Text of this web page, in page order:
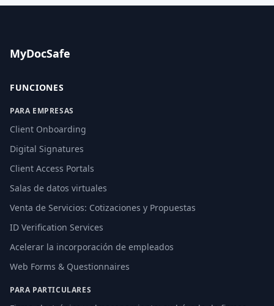
MyDocSafe
FUNCIONES
PARA EMPRESAS
Client Onboarding
Digital Signatures
Client Access Portals
Salas de datos virtuales
Venta de Servicios: Cotizaciones y Propuestas
ID Verification Services
Acelerar la incorporación de empleados
Web Forms & Questionnaires
PARA PARTICULARES